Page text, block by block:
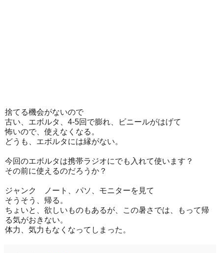
捨てる機会がないので
古い、エボルタ、4-5回で膨れ、ビニールがはげて
怖いので、使えなくなる。
どうも、エボルタには縁がない。
今回のエボルタは携帯ラジオにでも入れて使います？
その前に使えるのだろうか？
ジャンク ノート、パソ、モニターを見て
そうそう、帰る。
ちょいと、欲しいものもあるが、この暑さでは、もって帰
る気がおきない。
体力、気力もなくなってしまった。